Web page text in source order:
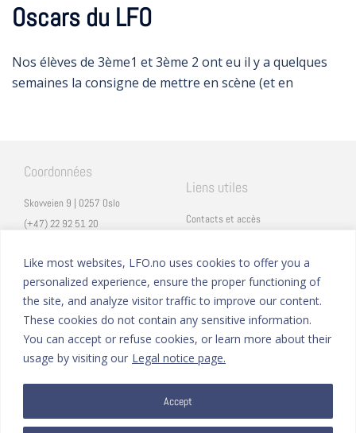
Like most websites, LFO.no uses cookies to offer you a
personalized experience, ensure the proper functioning of
the site, and analyze visitor traffic to improve our content.
These cookies do not contain any sensitive information.
You can accept or refuse cookies, or learn more about their
usage by visiting our Legal notice page.
Accept
Oscars du LFO
Nos élèves de 3ème1 et 3ème 2 ont eu il y a quelques
semaines la consigne de mettre en scène (et en
Coordonnées
Skovveien 9 | 0257 Oslo
(+47) 22 92 51 20
Vulkan 11 | 0178 Oslo
Liens utiles
Contacts et accès
Mentions légales
Eduka
ProNote
Suivez nous
Linkedin
Nous formons sur